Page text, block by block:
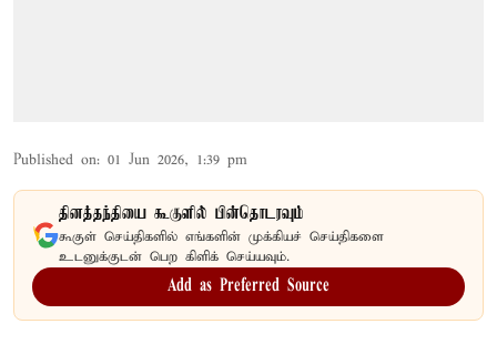
Published on: 01 Jun 2026, 1:39 pm
தினத்தந்தியை கூகுளில் பின்தொடரவும்
கூகுள் செய்திகளில் எங்களின் முக்கியச் செய்திகளை
உடனுக்குடன் பெற கிளிக் செய்யவும்.
Add as Preferred Source